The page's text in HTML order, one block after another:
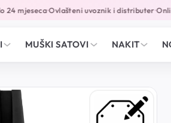
mjeseca•Ovlašteni uvoznik i distributer•
MUŠKI SATOVI NAKIT